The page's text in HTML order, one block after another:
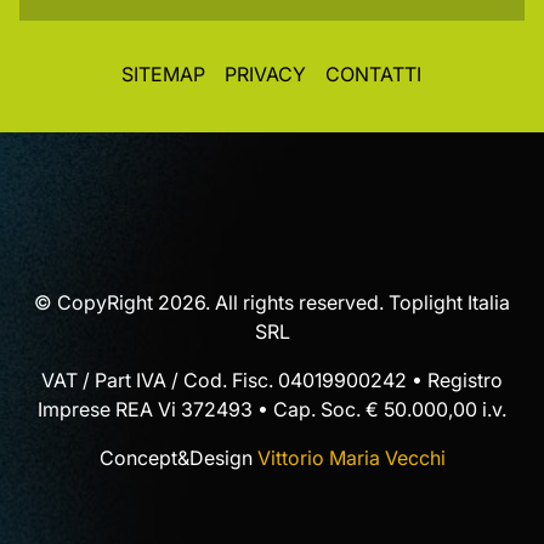
SITEMAP PRIVACY CONTATTI
© CopyRight 2026. All rights reserved. Toplight Italia
SRL
VAT / Part IVA / Cod. Fisc. 04019900242 • Registro
Imprese REA Vi 372493 • Cap. Soc. € 50.000,00 i.v.
Concept&Design Vittorio Maria Vecchi